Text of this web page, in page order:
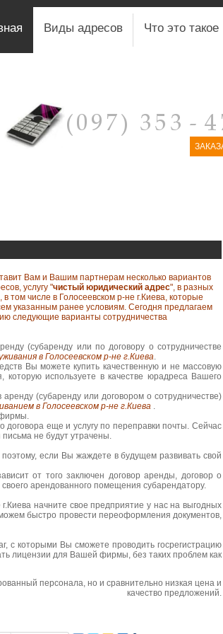
Виды адресов Что это такое
Вам и Вашим партнерам несколько вариантов
услугу "чистый юридический адрес", в разных
том числе в Голосеевском р-не г.Киева, которые
указанным ранее условиям. Сегодня предлагаем
следующие варианты сотрудничества
(субаренду или по договору о сотрудничестве
в Голосеевском р-не г.Киева.
Вы можете купить качественную и не массовую
которую используете в качестве юрадреса Вашего
(субаренду или договором о сотрудничестве)
в Голосеевском р-не г.Киева .
договора еще и услугу по переправки почты. Сейчас
не будут утрачены.
если Вы жаждете в будущем развивать свой
от того заключен договор аренды, договор о
арендованного помещения субарендатору.
начните свое предприятие у нас на выгодных
быстро провести переоформления документов,
которыми Вы сможете проводить госрегистрацию
лицензии для Вашей фирмы, без таких проблем как
персонала, но и сравнительно низкая цена и
качество предложений.